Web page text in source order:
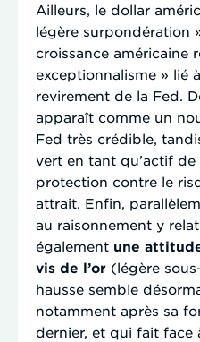
Ailleurs, le dollar
légère surpondération
croissance américaine
exceptionnalisme » lié
revirement de la Fed.
apparaît comme un
Fed très crédible,
vert en tant qu’actif
protection contre le
attrait. Enfin,
au raisonnement y
également une
vis de l’or (légère
hausse semble
notamment après sa
dernier, et qui fait face